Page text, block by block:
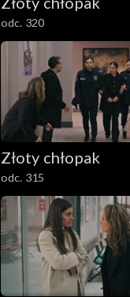
odc. 320
Złoty chłopak
odc. 315